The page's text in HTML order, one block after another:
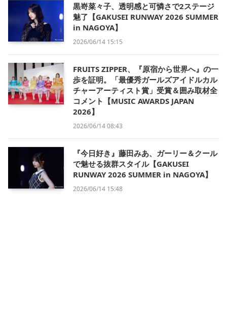
黒嵜菜々子、透明感と可憐さで2ステージ
魅了【GAKUSEI RUNWAY 2026 SUMMER
in NAGOYA】
2026/06/14 15:15
FRUITS ZIPPER、『原宿から世界へ』の一
歩を証明。「最優秀ガールズアイドルカル
チャーアーティスト賞」受賞＆囲み取材全
コメント【MUSIC AWARDS JAPAN
2026】
2026/06/14 08:43
『今日好き』藤田みあ、ガーリー＆クール
で魅せる抜群スタイル【GAKUSEI
RUNWAY 2026 SUMMER in NAGOYA】
2026/06/14 15:48